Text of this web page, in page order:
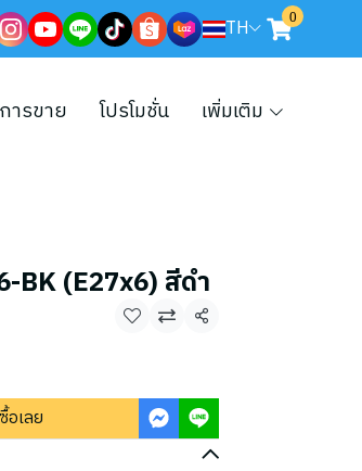
TH 0
ารขาย โปรโมชั่น เพิ่มเติม
BK (E27x6) สีดำ
แชร์
ซื้อเลย